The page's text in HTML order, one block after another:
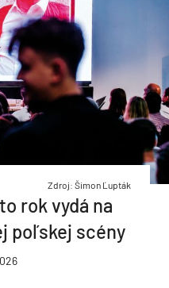
Zdroj: Šimon Ľupták
rok vydá na
poľskej scény